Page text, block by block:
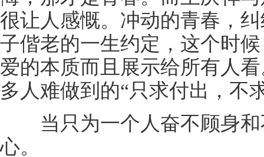
很让人感慨。冲动的青春，
子偕老的一生约定，这个时
爱的本质而且展示给所有人
多人难做到的“只求付出，不
当只为一个人奋不顾身和
心。